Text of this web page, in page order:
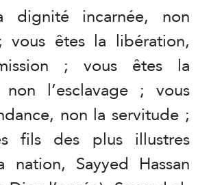
dignité incarnée, non
vous êtes la libération,
; vous êtes la
non l’esclavage ; vous
non la servitude ;
fils des plus illustres
Sayyed Hassan